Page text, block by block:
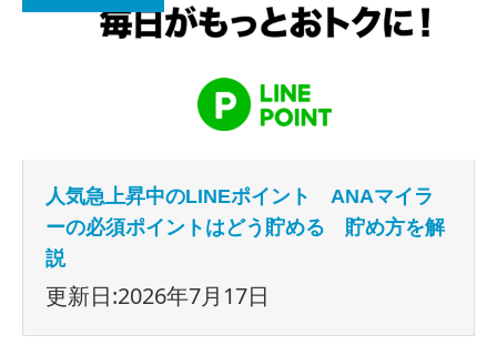
人気急上昇中のLINEポイント ANAマイラ
ーの必須ポイントはどう貯める 貯め方を解
説
更新日:2026年7月17日